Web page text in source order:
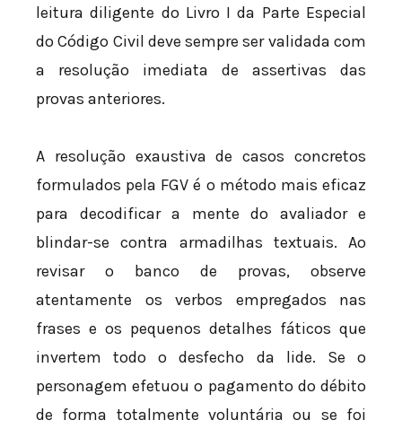
leitura diligente do Livro I da Parte Especial
do Código Civil deve sempre ser validada com
a resolução imediata de assertivas das
provas anteriores.
A resolução exaustiva de casos concretos
formulados pela FGV é o método mais eficaz
para decodificar a mente do avaliador e
blindar-se contra armadilhas textuais. Ao
revisar o banco de provas, observe
atentamente os verbos empregados nas
frases e os pequenos detalhes fáticos que
invertem todo o desfecho da lide. Se o
personagem efetuou o pagamento do débito
de forma totalmente voluntária ou se foi